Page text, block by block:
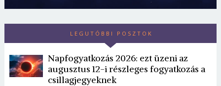
LEGUTÓBBI POSZTOK
Napfogyatkozás 2026: ezt üzeni az
augusztus 12-i részleges fogyatkozás a
csillagjegyeknek